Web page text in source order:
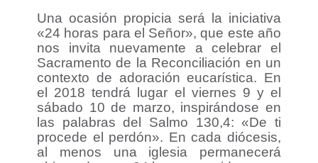
Una ocasión propicia será la iniciativa
«24 horas para el Señor», que este año
nos invita nuevamente a celebrar el
Sacramento de la Reconciliación en un
contexto de adoración eucarística. En
el 2018 tendrá lugar el viernes 9 y el
sábado 10 de marzo, inspirándose en
las palabras del Salmo 130,4: «De ti
procede el perdón». En cada diócesis,
al menos una iglesia permanecerá